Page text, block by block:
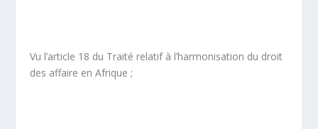
Vu l’article 18 du Traité relatif à l’harmonisation du droit
des affaire en Afrique ;